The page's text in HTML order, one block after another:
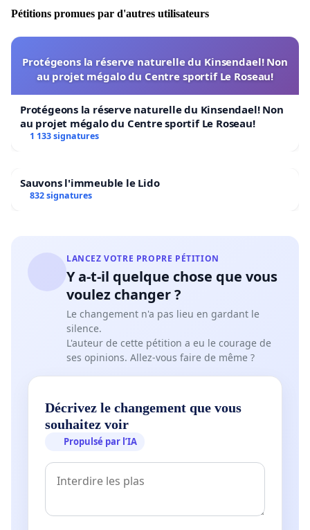
Pétitions promues par d'autres utilisateurs
Protégeons la réserve naturelle du Kinsendael! Non
au projet mégalo du Centre sportif Le Roseau!
Protégeons la réserve naturelle du Kinsendael! Non
au projet mégalo du Centre sportif Le Roseau!
1 133 signatures
Sauvons l'immeuble le Lido
832 signatures
LANCEZ VOTRE PROPRE PÉTITION
Y a-t-il quelque chose que vous
voulez changer ?
Le changement n'a pas lieu en gardant le
silence.
L'auteur de cette pétition a eu le courage de
ses opinions. Allez-vous faire de même ?
Décrivez le changement que vous
souhaitez voir
Propulsé par l’IA